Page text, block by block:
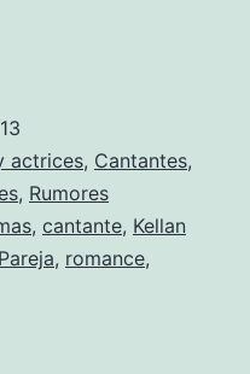
actrices, Cantantes,
, Rumores
, cantante, Kellan
Pareja, romance,